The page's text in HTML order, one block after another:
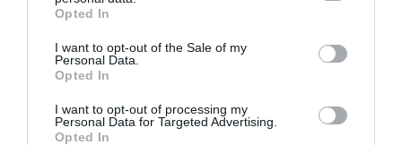
grant or deny consent to Google and its third-party tags to
use your data for below specified purposes in below Google
consent section.
Opted In
I want to opt-out of the Sale of my
Personal Data.
Opted In
I want to opt-out of processing my
Personal Data for Targeted Advertising.
Opted In